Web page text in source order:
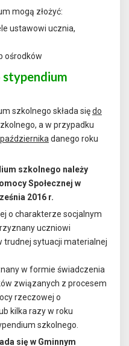
mogą złożyć:
ustawowi ucznia,
ośrodków
stypendium
szkolnego składa siędo
a w przypadku
danego roku
szkolnego należy
Społecznej w
2016 r.
o charakterze socjalnym
uczniowi
trudnej sytuacji materialnej
w formie świadczenia
związanych z procesem
rzeczowej o
kilka razy w roku
szkolnego.
się w Gminnym